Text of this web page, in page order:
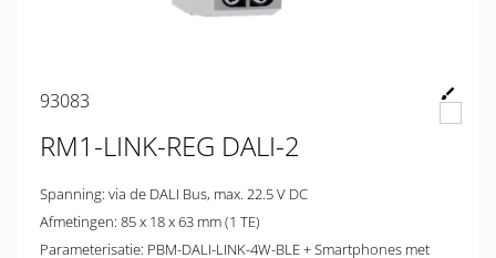
93083
RM1-LINK-REG DALI-2
Spanning: via de DALI Bus, max. 22.5 V DC
Afmetingen: 85 x 18 x 63 mm (1 TE)
Parameterisatie: PBM-DALI-LINK-4W-BLE + Smartphones met